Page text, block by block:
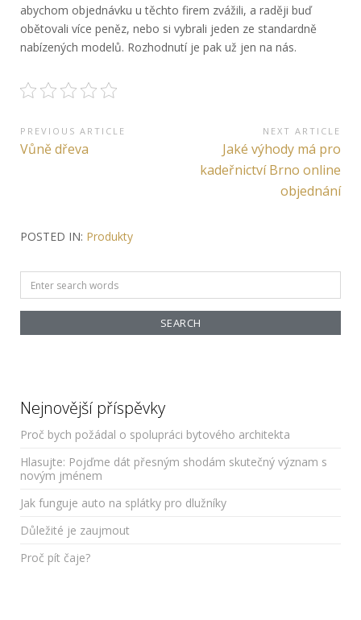
abychom objednávku u těchto firem zvážili, a raději buď
obětovali více peněz, nebo si vybrali jeden ze standardně
nabízených modelů. Rozhodnutí je pak už jen na nás.
Navigace
pro
PREVIOUS ARTICLE
Previous
Vůně dřeva
NEXT ARTICLE
Next
Article:
Jaké výhody má pro
kadeřnictví Brno online
objednání
POSTED IN: Produkty
Search
for:
Nejnovější příspěvky
Proč bych požádal o spolupráci bytového architekta
Hlasujte: Pojďme dát přesným shodám skutečný význam s
novým jménem
Jak funguje auto na splátky pro dlužníky
Důležité je zaujmout
Proč pít čaje?